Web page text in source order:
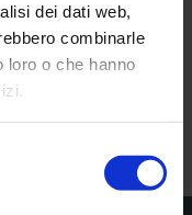
dei dati web,
combinarle
loro o che hanno